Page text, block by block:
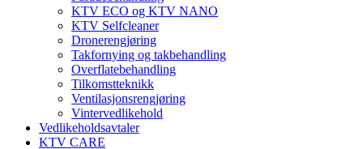
KTV ECO og KTV NANO
KTV Selfcleaner
Dronerengjøring
Takfornying og takbehandling
Overflatebehandling
Tilkomstteknikk
Ventilasjonsrengjøring
Vintervedlikehold
Vedlikeholdsavtaler
KTV CARE